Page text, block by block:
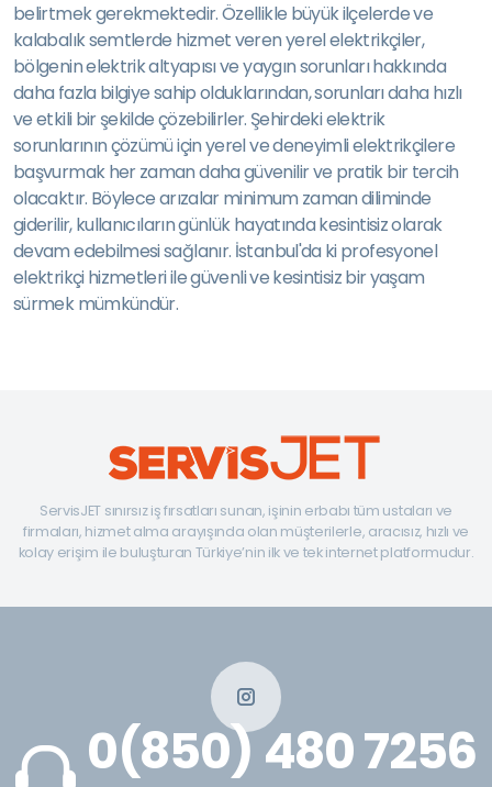
belirtmek gerekmektedir. Özellikle büyük ilçelerde ve
kalabalık semtlerde hizmet veren yerel elektrikçiler,
bölgenin elektrik altyapısı ve yaygın sorunları hakkında
daha fazla bilgiye sahip olduklarından, sorunları daha hızlı
ve etkili bir şekilde çözebilirler. Şehirdeki elektrik
sorunlarının çözümü için yerel ve deneyimli elektrikçilere
başvurmak her zaman daha güvenilir ve pratik bir tercih
olacaktır. Böylece arızalar minimum zaman diliminde
giderilir, kullanıcıların günlük hayatında kesintisiz olarak
devam edebilmesi sağlanır. İstanbul'da ki profesyonel
elektrikçi hizmetleri ile güvenli ve kesintisiz bir yaşam
sürmek mümkündür.
ServisJET sınırsız iş fırsatları sunan, işinin erbabı tüm ustaları ve
firmaları, hizmet alma arayışında olan müşterilerle, aracısız, hızlı ve
kolay erişim ile buluşturan Türkiye’nin ilk ve tek internet platformudur.
0(850) 480 7256